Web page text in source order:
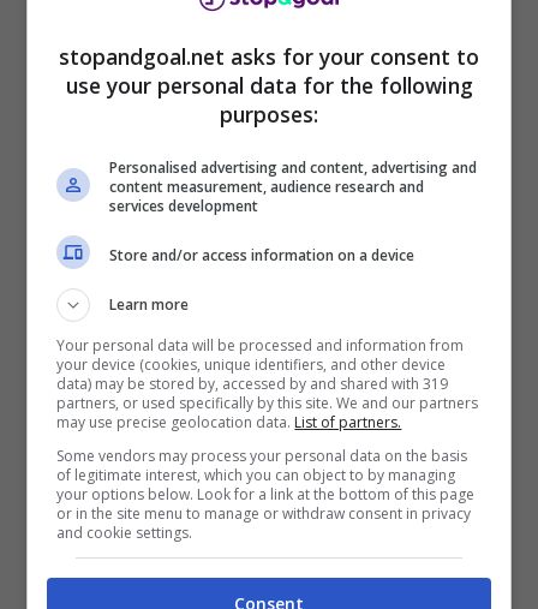
Cosa è successo fra Dia e la Salernitana?
Perché non è stato convocato?Morgan De
Sanctis, ds della Salernitana, chiarisce la
un passo dal Wolverhampton:
“Avevamo chiuso il mercato con Tchaouna.
Giovedì a mezzanotte abbiamo ricevuto una
proposta di prestito con diritto di riscatto per
un’operazione in extremis. Io non sono mai stato
contattato, devo dire che questa offerta ci ha
sorpreso. Dia deve riconoscere quanto la
Salernitana ha fatto per lui, la dirigenza e il
presidente merita rispetto. Non dimenticheremo
questo atteggiamento delWolverhampton”.
stopandgoal.net asks for your consent to
use your personal data for the following
purposes:
Personalised advertising and content, advertising and
content measurement, audience research and
services development
Store and/or access information on a device
Learn more
Your personal data will be processed and information from
your device (cookies, unique identifiers, and other device
data) may be stored by, accessed by and shared with 319
partners, or used specifically by this site. We and our partners
may use precise geolocation data. List of partners.
Some vendors may process your personal data on the basis
of legitimate interest, which you can object to by managing
your options below. Look for a link at the bottom of this page
or in the site menu to manage or withdraw consent in privacy
and cookie settings.
Consent